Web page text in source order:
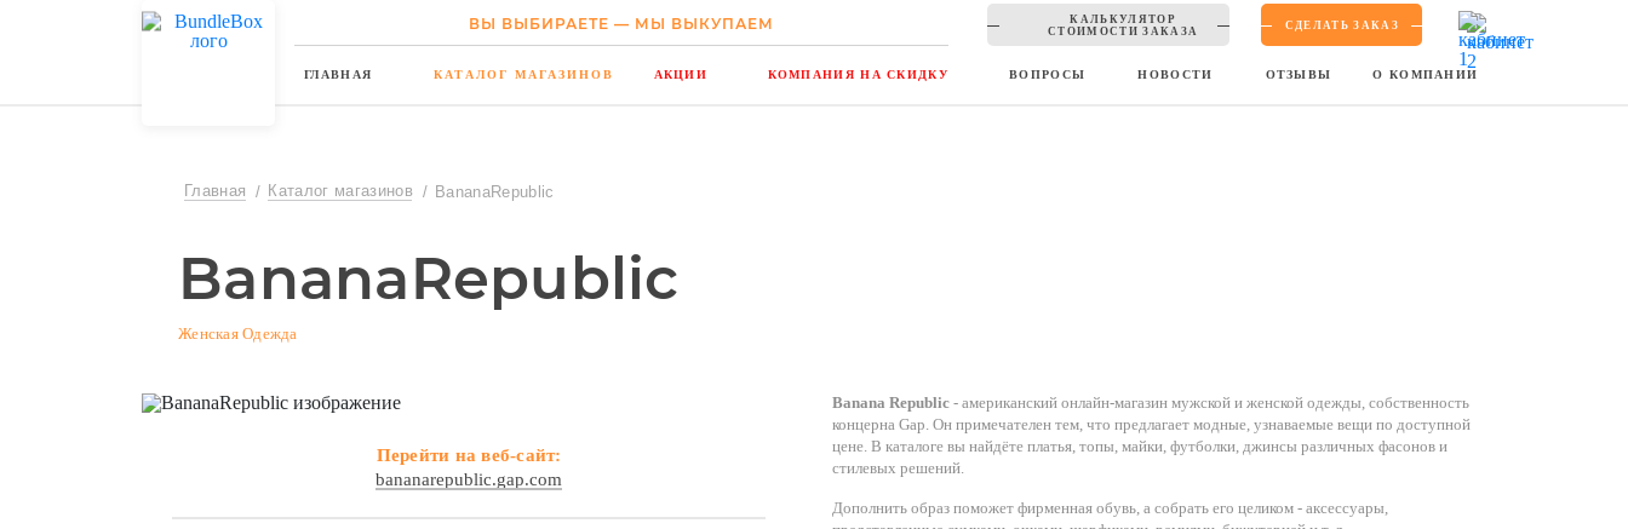
ВЫ ВЫБИРАЕТЕ — МЫ ВЫКУПАЕМ
КАЛЬКУЛЯТОР
СТОИМОСТИ ЗАКАЗА
СДЕЛАТЬ ЗАКАЗ
ГЛАВНАЯ КАТАЛОГ МАГАЗИНОВ АКЦИИ КОМПАНИЯ НА СКИДКУ ВОПРОСЫ НОВОСТИ ОТЗЫВЫ О КОМПАНИИ
Главная Каталог магазинов BananaRepublic
BananaRepublic
Женская Одежда
Перейти на веб-сайт:
bananarepublic.gap.com
Banana Republic - американский онлайн-магазин мужской и женской одежды, собственность
концерна Gap. Он примечателен тем, что предлагает модные, узнаваемые вещи по доступной
цене. В каталоге вы найдёте платья, топы, майки, футболки, джинсы различных фасонов и
стилевых решений.
Дополнить образ поможет фирменная обувь, а собрать его целиком - аксессуары,